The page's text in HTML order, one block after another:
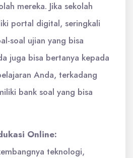
mereka. Jika sekolah
portal digital, seringkali
soal ujian yang bisa
juga bisa bertanya kepada
Anda, terkadang
bank soal yang bisa
Online:
teknologi,